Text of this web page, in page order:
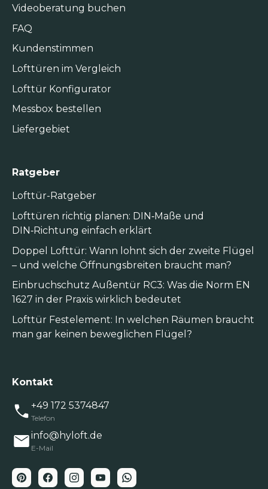
Videoberatung buchen
FAQ
Kundenstimmen
Lofttüren im Vergleich
Lofttür Konfigurator
Messbox bestellen
Liefergebiet
Ratgeber
Lofttür-Ratgeber
Lofttüren richtig planen: DIN‑Maße und
DIN‑Richtung einfach erklärt
Doppel Lofttür: Wann lohnt sich der zweite Flügel
– und welche Öffnungsbreiten braucht man?
Einbruchschutz Außentür RC3: Was die Norm EN
1627 in der Praxis wirklich bedeutet
Lofttür Festelement: In welchen Räumen braucht
man gar keinen beweglichen Flügel?
Kontakt
+49 172 5374847
Telefon
info@hyloft.de
E-Mail